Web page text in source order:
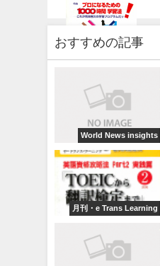
おすすめの記事
World News insights
月刊・e Trans Learning